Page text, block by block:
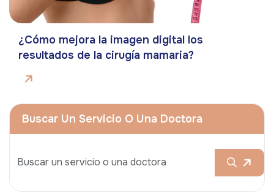
¿Cómo mejora la imagen digital los
resultados de la cirugía mamaria?
Buscar Un Servicio O Una Doctora